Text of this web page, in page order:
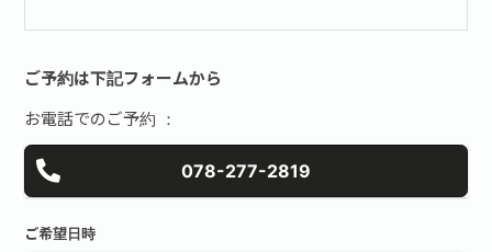
ご予約は下記フォームから
お電話でのご予約 ：
078-277-2819
ご希望日時